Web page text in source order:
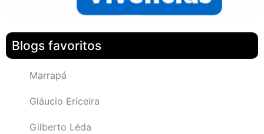
Blogs favoritos
Marrapá
Gláucio Ericeira
Gilberto Léda